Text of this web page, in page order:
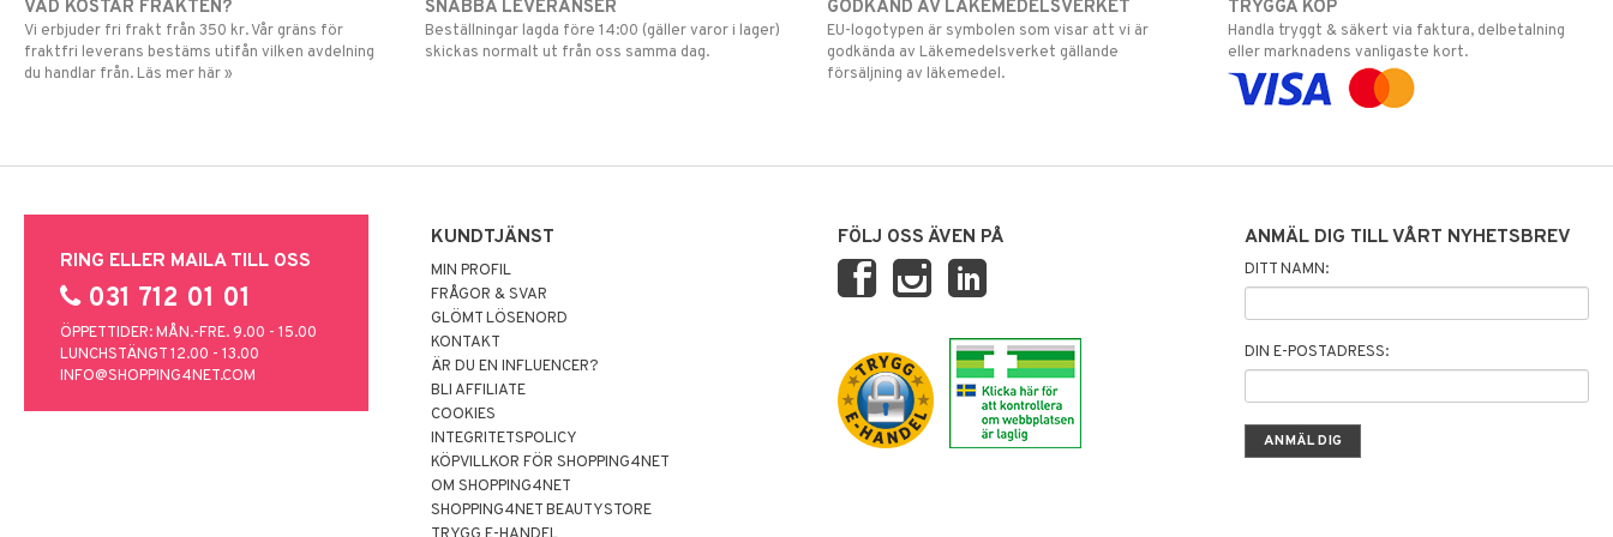
VAD KOSTAR FRAKTEN?
Vi erbjuder fri frakt från 350 kr. Vår gräns för
fraktfri leverans bestäms utifån vilken avdelning
du handlar från. Läs mer här »
SNABBA LEVERANSER
Beställningar lagda före 14:00 (gäller varor i lager)
skickas normalt ut från oss samma dag.
GODKÄND AV LÄKEMEDELSVERKET
EU-logotypen är symbolen som visar att vi är
godkända av Läkemedelsverket gällande
försäljning av läkemedel.
TRYGGA KÖP
Handla tryggt & säkert via faktura, delbetalning
eller marknadens vanligaste kort.
RING ELLER MAILA TILL OSS
031 712 01 01
ÖPPETTIDER: MÅN.-FRE. 9.00 - 15.00
LUNCHSTÄNGT 12.00 - 13.00
INFO@SHOPPING4NET.COM
KUNDTJÄNST
MIN PROFIL
FRÅGOR & SVAR
GLÖMT LÖSENORD
KONTAKT
ÄR DU EN INFLUENCER?
BLI AFFILIATE
COOKIES
INTEGRITETSPOLICY
KÖPVILLKOR FÖR SHOPPING4NET
OM SHOPPING4NET
SHOPPING4NET BEAUTYSTORE
FÖLJ OSS ÄVEN PÅ ANMÄL DIG TILL VÅRT NYHETSBREV
DITT NAMN:
DIN E-POSTADRESS: